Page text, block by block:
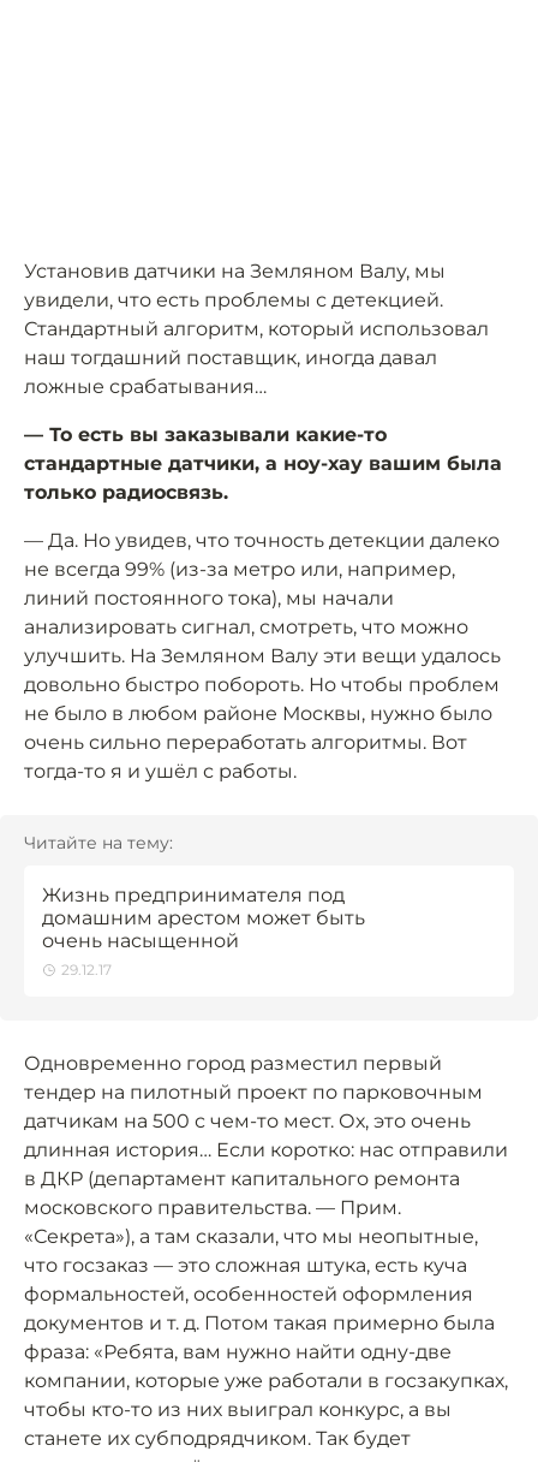
Установив датчики на Земляном Валу, мы
увидели, что есть проблемы с детекцией.
Стандартный алгоритм, который использовал
наш тогдашний поставщик, иногда давал
ложные срабатывания…
— То есть вы заказывали какие-то
стандартные датчики, а ноу-хау вашим была
только радиосвязь.
— Да. Но увидев, что точность детекции далеко
не всегда 99% (из-за метро или, например,
линий постоянного тока), мы начали
анализировать сигнал, смотреть, что можно
улучшить. На Земляном Валу эти вещи удалось
довольно быстро побороть. Но чтобы проблем
не было в любом районе Москвы, нужно было
очень сильно переработать алгоритмы. Вот
тогда-то я и ушёл с работы.
Читайте на тему:
Жизнь предпринимателя под
домашним арестом может быть
очень насыщенной
29.12.17
Одновременно город разместил первый
тендер на пилотный проект по парковочным
датчикам на 500 с чем-то мест. Ох, это очень
длинная история… Если коротко: нас отправили
в ДКР (департамент капитального ремонта
московского правительства. — Прим.
«Секрета»), а там сказали, что мы неопытные,
что госзаказ — это сложная штука, есть куча
формальностей, особенностей оформления
документов и т. д. Потом такая примерно была
фраза: «Ребята, вам нужно найти одну-две
компании, которые уже работали в госзакупках,
чтобы кто-то из них выиграл конкурс, а вы
станете их субподрядчиком. Так будет